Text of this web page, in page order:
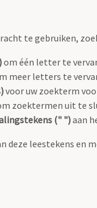
te gebruiken,
om één letter te
meer letters te
voor uw zoekterm
zoektermen uit te
(" ")aan
deze leestekens en